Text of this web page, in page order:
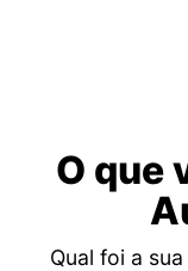
O que
Qual foi a